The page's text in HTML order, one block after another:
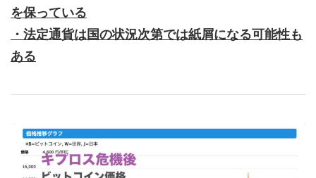
を保っている
・法定通貨は国の状況次第では紙屑になる可能性も
ある